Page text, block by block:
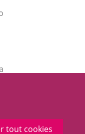
tout cookies
externa.